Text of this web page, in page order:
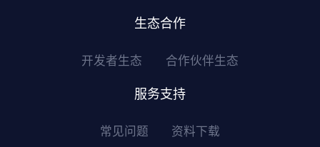
生态合作
开发者生态 合作伙伴生态
服务支持
常见问题 资料下载